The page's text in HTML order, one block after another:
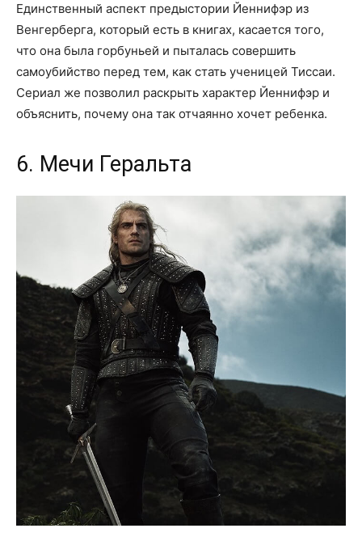
Единственный аспект предыстории Йеннифэр из
Венгерберга, который есть в книгах, касается того,
что она была горбуньей и пыталась совершить
самоубийство перед тем, как стать ученицей Тиссаи.
Сериал же позволил раскрыть характер Йеннифэр и
объяснить, почему она так отчаянно хочет ребенка.
6. Мечи Геральта